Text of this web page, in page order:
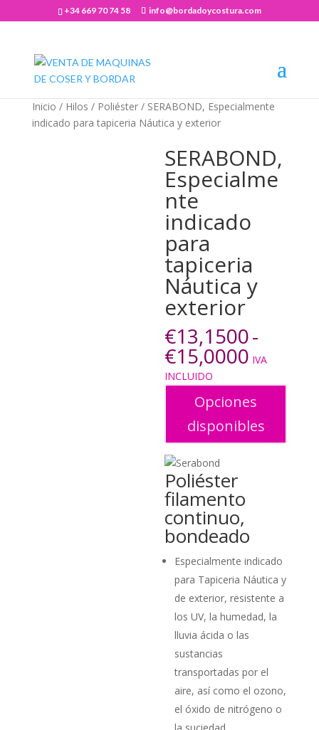
+34 669 70 74 58 info@bordadoycostura.com
Inicio / Hilos / Poliéster/ SERABOND, Especialmente
indicado para tapiceria Náutica y exterior
SERABOND,
Especialme
nte
indicado
para
tapiceria
Náutica y
exterior
€13,1500-
€15,0000Rango
de
desde
hasta
IVA
INCLUIDO
Opciones
disponibles
Poliéster
filamento
continuo,
bondeado
Especialmente indicado
para Tapiceria Náutica y
de exterior, resistente a
los UV, la humedad, la
lluvia ácida o las
sustancias
transportadas por el
aire, así como el ozono,
el óxido de nitrógeno o
Abrir barra de herramientas